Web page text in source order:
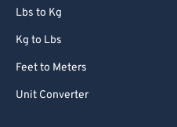
Lbs to Kg
Kg to Lbs
Feet to Meters
Unit Converter